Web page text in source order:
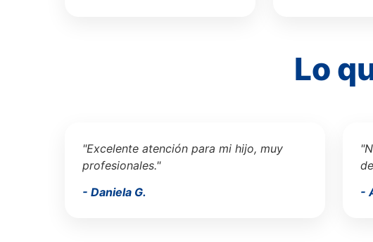
Lo
"Excelente atención para mi hijo, muy
profesionales."
- Daniela G.
-